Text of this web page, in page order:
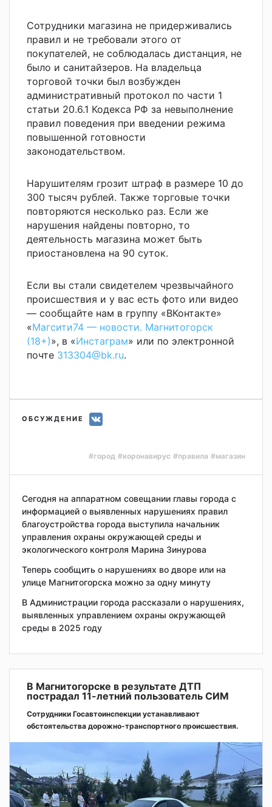
Сотрудники магазина не придерживались
правил и не требовали этого от
покупателей, не соблюдалась дистанция, не
было и санитайзеров. На владельца
торговой точки был возбужден
административный протокол по части 1
статьи 20.6.1 Кодекса РФ за невыполнение
правил поведения при введении режима
повышенной готовности
законодательством.
Нарушителям грозит штраф в размере 10 до
300 тысяч рублей. Также торговые точки
повторяются несколько раз. Если же
нарушения найдены повторно, то
деятельность магазина может быть
приостановлена на 90 суток.
Если вы стали свидетелем чрезвычайного
происшествия и у вас есть фото или видео
— сообщайте нам в группу «ВКонтакте»
«Магсити74 — новости. Магнитогорск
(18+)», в «Инстаграм» или по электронной
почте 313304@bk.ru.
ОБСУЖДЕНИЕ
#город #коронавирус #правила #магазин
Сегодня на аппаратном совещании главы города с
информацией о выявленных нарушениях правил
благоустройства города выступила начальник
управления охраны окружающей среды и
экологического контроля Марина Зинурова
Теперь сообщить о нарушениях во дворе или на
улице Магнитогорска можно за одну минуту
В Администрации города рассказали о нарушениях,
выявленных управлением охраны окружающей
среды в 2025 году
В Магнитогорске в результате ДТП
пострадал 11-летний пользователь СИМ
Сотрудники Госавтоинспекции устанавливают
обстоятельства дорожно-транспортного происшествия.